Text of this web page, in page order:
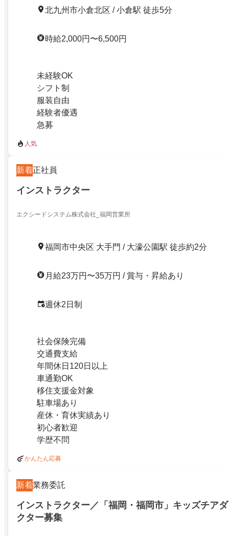
北九州市小倉北区 / 小倉駅 徒歩5分
時給2,000円〜6,500円
未経験OK
シフト制
服装自由
経験者優遇
急募
人気
新着正社員
インストラクター
エクシードシステム株式会社_福岡営業所
福岡市中央区 大手門 / 大濠公園駅 徒歩約2分
月給23万円〜35万円 / 賞与・昇給あり
週休2日制
社会保険完備
交通費支給
年間休日120日以上
車通勤OK
移住支援金対象
駐車場あり
産休・育休実績あり
初心者歓迎
学歴不問
かんたん応募
新着業務委託
インストラクター／「福岡・福岡市」キッズチア
クター募集